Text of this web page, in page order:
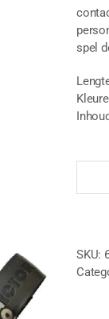
spel
SKU: